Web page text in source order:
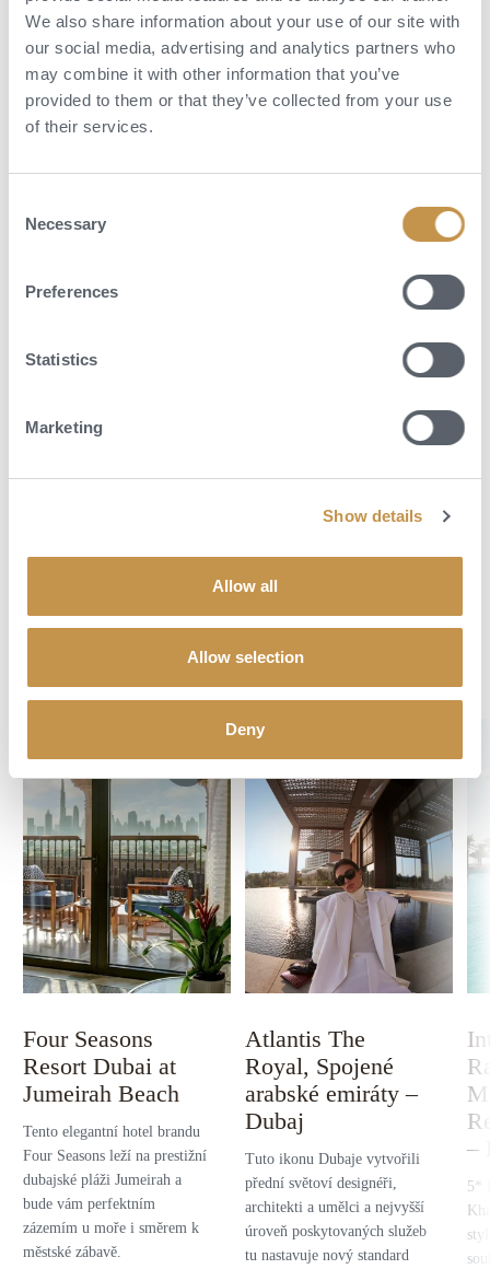
We also share information about your use of our site with
our social media, advertising and analytics partners who
may combine it with other information that you’ve
provided to them or that they’ve collected from your use
of their services.
Selection
Necessary
Preferences
Statistics
Marketing
Show details
Allow all
Allow selection
Deny
Aktivity
U hotelu je kilometr dlouhá pláž se slunečníky a lehátky. Každá z
hotelových částí má pak vlastní bazén. Odpočinek a zdravotní terapii
nabízejí hotelové lázně The Givenchy. One&Only Royal Mirage myslí i
na děti, pro které jsou připraveny dva dětské kluby KidsOnly. Přímo v
Hotel má v nabídce také pestrou paletu exkurzí do nedaleké pouště či
po dubajských zajímavostech. V blízkosti resortu se nachází řada
Four Seasons
Resort Dubai at
Jumeirah Beach
Tento elegantní hotel brandu
Four Seasons leží na prestižní
dubajské pláži Jumeirah a
bude vám perfektním
zázemím u moře i směrem k
městské zábavě.
Atlantis The
Royal, Spojené
arabské emiráty –
Dubaj
Tuto ikonu Dubaje vytvořili
přední světoví designéři,
architekti a umělci a nejvyšší
úroveň poskytovaných služeb
tu nastavuje nový standard
–
5*